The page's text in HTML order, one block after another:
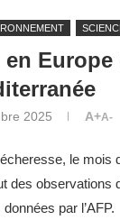
2025 A+A-
le mois
des observations
par l’AFP.